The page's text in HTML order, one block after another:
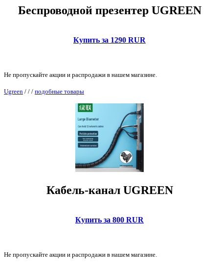
Беспроводной презентер UGREEN
Купить за 1290 RUR
Не пропускайте акции и распродажи в нашем магазине.
Ugreen / / / подобные товары
Кабель-канал UGREEN
Купить за 800 RUR
Не пропускайте акции и распродажи в нашем магазине.